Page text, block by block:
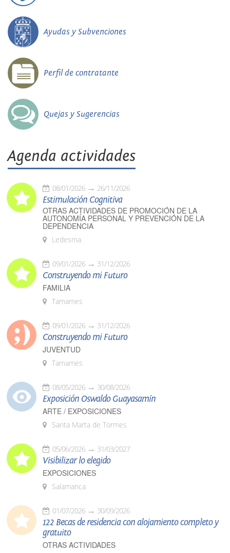
Ayudas y Subvenciones
Perfil de contratante
Quejas y Sugerencias
Agenda actividades
08/01/2026 26/11/2026
Estimulación Cognitiva
OTRAS ACTIVIDADES DE PROMOCIÓN DE LA
AUTONOMÍA PERSONAL Y PREVENCIÓN DE LA
DEPENDENCIA
Ledesma
09/01/2026 31/12/2026
Construyendo mi Futuro
FAMILIA
Tamames
09/01/2026 31/12/2026
Construyendo mi Futuro
JUVENTUD
Tamames
08/05/2026 30/08/2026
Exposición Oswaldo Guayasamín
ARTE / EXPOSICIONES
Santa Marta de Tormes
05/06/2026 31/03/2027
Visibilizar lo elegido
EXPOSICIONES
Salamanca
01/07/2026 30/09/2026
122 Becas de residencia con alojamiento completo y
gratuito
OTRAS ACTIVIDADES